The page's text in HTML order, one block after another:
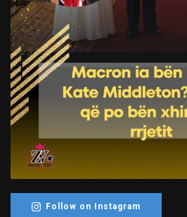
Follow on Instagram